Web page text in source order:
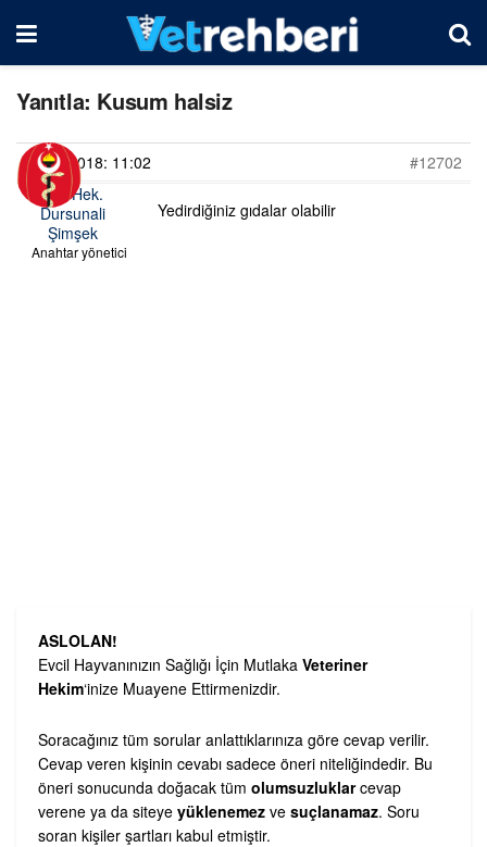
Yanıtla: Kusum halsiz
18/09/2018: 11:02
#12702
Vet. Hek.
Dursunali
Şimşek
Anahtar yönetici
Yedirdiğiniz gıdalar olabilir
ASLOLAN!
Evcil Hayvanınızın Sağlığı İçin Mutlaka Veteriner
Hekim‘inize Muayene Ettirmenizdir.
Soracağınız tüm sorular anlattıklarınıza göre cevap verilir.
Cevap veren kişinin cevabı sadece öneri niteliğindedir. Bu
öneri sonucunda doğacak tüm olumsuzluklarcevap
verene ya da siteye yüklenemez ve suçlanamaz. Soru
soran kişiler şartları kabul etmiştir.